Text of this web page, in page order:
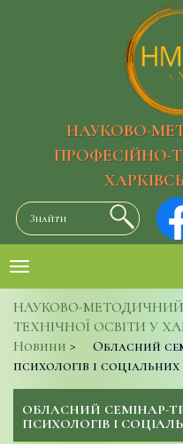
НАУКОВО-
ПРОФЕСІЙНО-
НАУКОВО-
ТЕХНІЧНОЇ ОСВІТИ У
Новини >
Обласний
психологів і соціальних
ОБЛАСНИЙ СЕМІНАР-
ПСИХОЛОГІВ І